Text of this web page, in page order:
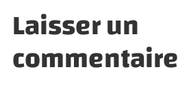
Laisser un
commentaire